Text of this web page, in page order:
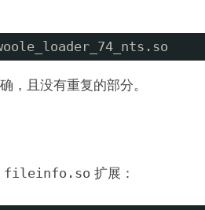
，且没有重复的部分。
fileinfo.so 扩展：